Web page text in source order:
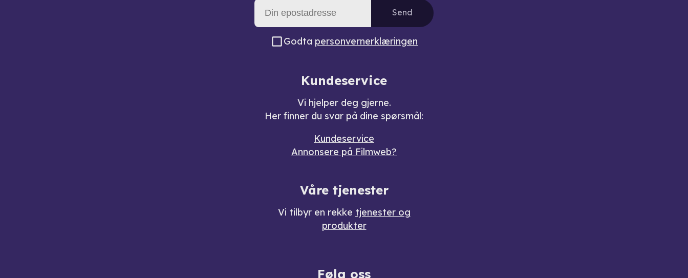
Send
Godta personvernerklæringen
Kundeservice
Vi hjelper deg gjerne.
Her finner du svar på dine spørsmål:
Kundeservice
Annonsere på Filmweb?
Våre tjenester
Vi tilbyr en rekke tjenester og
produkter
Følg oss